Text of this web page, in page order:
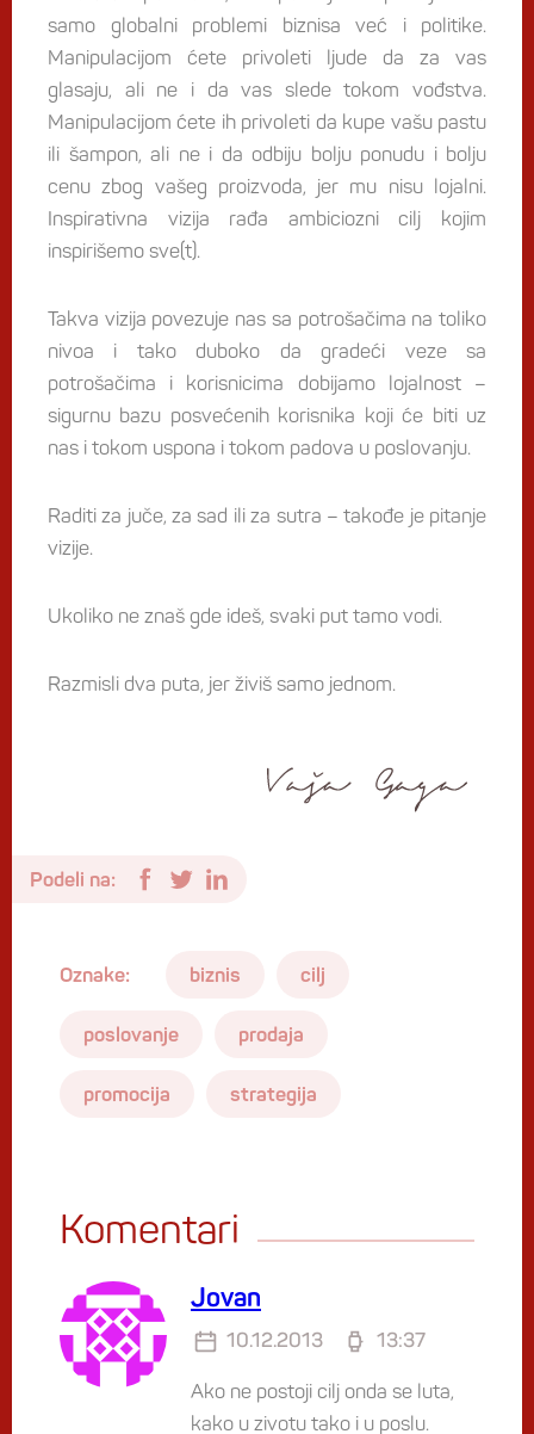
samo globalni problemi biznisa već i politike.
Manipulacijom ćete privoleti ljude da za vas
glasaju, ali ne i da vas slede tokom vođstva.
Manipulacijom ćete ih privoleti da kupe vašu pastu
ili šampon, ali ne i da odbiju bolju ponudu i bolju
cenu zbog vašeg proizvoda, jer mu nisu lojalni.
Inspirativna vizija rađa ambiciozni cilj kojim
inspirišemo sve(t).
Takva vizija povezuje nas sa potrošačima na toliko
nivoa i tako duboko da gradeći veze sa
potrošačima i korisnicima dobijamo lojalnost –
sigurnu bazu posvećenih korisnika koji će biti uz
nas i tokom uspona i tokom padova u poslovanju.
Raditi za juče, za sad ili za sutra – takođe je pitanje
vizije.
Ukoliko ne znaš gde ideš, svaki put tamo vodi.
Razmisli dva puta, jer živiš samo jednom.
Podeli na:
Oznake: biznis cilj
poslovanje prodaja
promocija strategija
Komentari
Jovan
10.12.2013 13:37
Ako ne postoji cilj onda se luta,
kako u zivotu tako i u poslu.